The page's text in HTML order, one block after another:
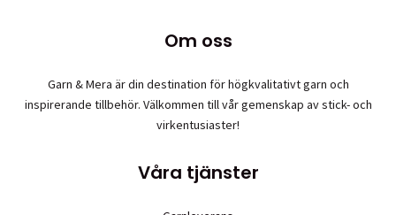
Om oss
Garn & Mera är din destination för högkvalitativt garn och
inspirerande tillbehör. Välkommen till vår gemenskap av stick- och
virkentusiaster!
Våra tjänster